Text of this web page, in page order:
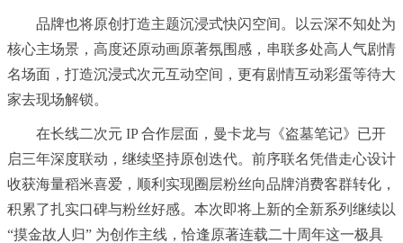
品牌也将原创打造主题沉浸式快闪空间。以云深不知处为
核心主场景，高度还原动画原著氛围感，串联多处高人气剧情
名场面，打造沉浸式次元互动空间，更有剧情互动彩蛋等待大
家去现场解锁。
在长线二次元 IP 合作层面，曼卡龙与《盗墓笔记》已开
启三年深度联动，继续坚持原创迭代。前序联名凭借走心设计
收获海量稻米喜爱，顺利实现圈层粉丝向品牌消费客群转化，
积累了扎实口碑与粉丝好感。本次即将上新的全新系列继续以
“摸金故人归” 为创作主线，恰逢原著连载二十周年这一极具